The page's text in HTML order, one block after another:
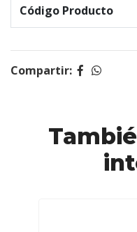
Código Producto
Compartir: